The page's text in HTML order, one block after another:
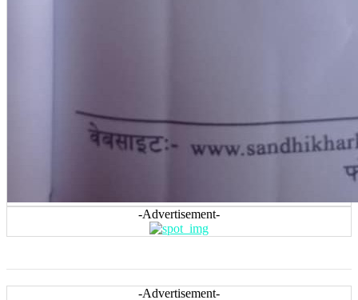
-Advertisement-
-Advertisement-